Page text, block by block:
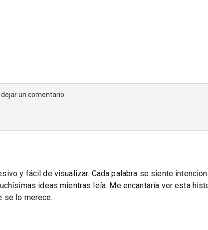
un comentario
y fácil de visualizar. Cada palabra se siente
ideas mientras leía. Me encantaría ver esta
se lo merece.